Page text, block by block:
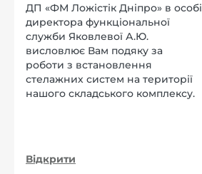
ДП «ФМ Ложістік Дніпро» в особі
директора функціональної
служби Яковлевої А.Ю.
висловлює Вам подяку за
роботи з встановлення
стелажних систем на території
нашого складського комплексу.
Відкрити